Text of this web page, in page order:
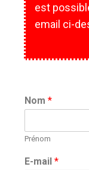
est
email ci-
Nom *
Prénom
E-mail *